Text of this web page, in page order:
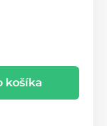
košíka